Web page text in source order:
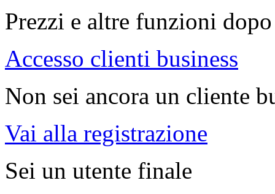
Prezzi e altre funzioni
Accesso clienti business
Non sei ancora un cliente
Vai alla registrazione
Sei un utente finale